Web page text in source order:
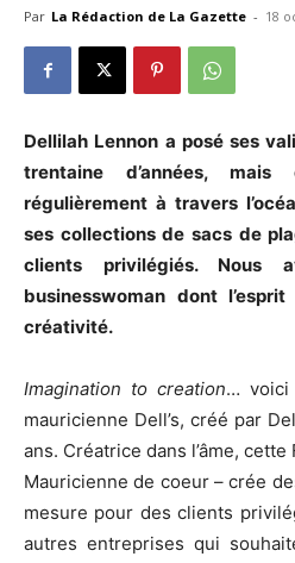
Par La Rédaction de La Gazette - 18
Dellilah Lennon a posé ses
trentaine d’années,
régulièrement à travers
ses collections de sacs de
clients privilégiés. Nous
businesswoman dont
créativité.
Imagination to creation… voici
mauricienne Dell’s, créé par
ans. Créatrice dans l’âme, cette
Mauricienne de coeur – crée
mesure pour des clients
autres entreprises qui